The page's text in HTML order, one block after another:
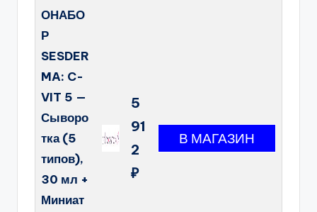
ОНАБО
Р
SESDER
MA: C-
VIT 5 —
Сыворо
тка (5
типов),
30 мл +
Миниат
5
91
2
₽